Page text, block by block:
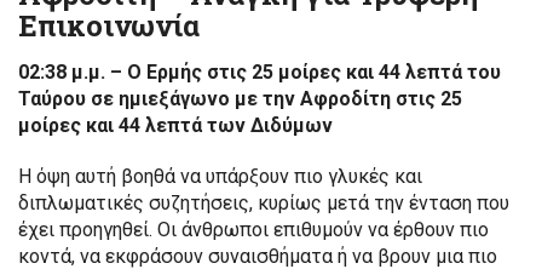
Επικοινωνία
02:38 μ.μ. – Ο Ερμής στις 25 μοίρες και 44 λεπτά του
Ταύρου σε ημιεξάγωνο με την Αφροδίτη στις 25
μοίρες και 44 λεπτά των Διδύμων
Η όψη αυτή βοηθά να υπάρξουν πιο γλυκές και
διπλωματικές συζητήσεις, κυρίως μετά την ένταση που
έχει προηγηθεί. Οι άνθρωποι επιθυμούν να έρθουν πιο
κοντά, να εκφράσουν συναισθήματα ή να βρουν μια πιο